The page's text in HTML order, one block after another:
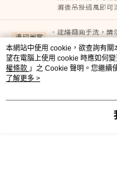
本網站中使用 cookie，欲查詢有關
望在電腦上使用 cookie 時應如何
權條款 」之 Cookie 聲明。您繼續
用條款之 Cookie 聲明使用 cookie。
了解更多 >